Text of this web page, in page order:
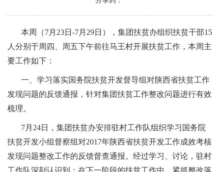
本周（7月23日-7月29日），集团扶贫办组织扶贫干部15
人分别于周四、周五下午前往马王村开展扶贫工作，本周主
要工作如下：
一、学习落实国务院扶贫开发督导组对陕西省扶贫工作
发现问题的反馈通报，针对集团扶贫工作整改问题进行有效
梳理。
7月24日，集团扶贫办安排驻村工作队组织学习国务院
扶贫开发小组督察组对2017年陕西省扶贫开发工作成效考核
发现问题整改工作的反馈督查通报。经过学习、讨论，驻村
工作队深刻认识到：在下一阶段的扶贫工作中，紧抓整改落